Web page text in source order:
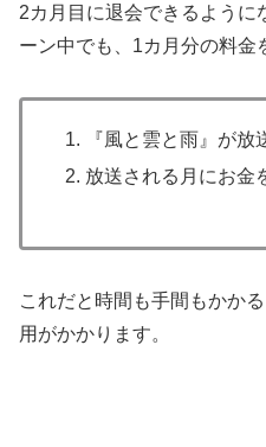
2カ月目に退会できるように
ーン中でも、1カ月分の料金
『風と雲と雨』が
放送される月にお金
これだと時間も手間もかか
用がかかります。